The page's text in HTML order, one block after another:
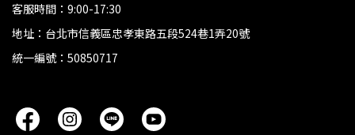
客服時間：9:00-17:30
地址：台北市信義區忠孝東路五段524巷1弄20號
統一編號：50850717